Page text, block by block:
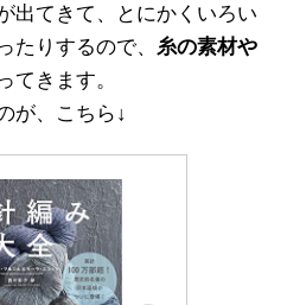
出てきて、とにかくいろい
たりするので、
糸の素材や
てきます。
が、こちら↓